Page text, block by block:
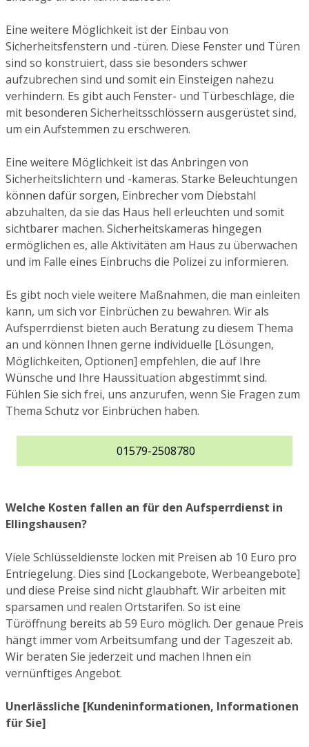
Eine weitere Möglichkeit ist der Einbau von
Sicherheitsfenstern und -türen. Diese Fenster und Türen
sind so konstruiert, dass sie besonders schwer
aufzubrechen sind und somit ein Einsteigen nahezu
verhindern. Es gibt auch Fenster- und Türbeschläge, die
mit besonderen Sicherheitsschlössern ausgerüstet sind,
um ein Aufstemmen zu erschweren.
Eine weitere Möglichkeit ist das Anbringen von
Sicherheitslichtern und -kameras. Starke Beleuchtungen
können dafür sorgen, Einbrecher vom Diebstahl
abzuhalten, da sie das Haus hell erleuchten und somit
sichtbarer machen. Sicherheitskameras hingegen
ermöglichen es, alle Aktivitäten am Haus zu überwachen
und im Falle eines Einbruchs die Polizei zu informieren.
Es gibt noch viele weitere Maßnahmen, die man einleiten
kann, um sich vor Einbrüchen zu bewahren. Wir als
Aufsperrdienst bieten auch Beratung zu diesem Thema
an und können Ihnen gerne individuelle [Lösungen,
Möglichkeiten, Optionen] empfehlen, die auf Ihre
Wünsche und Ihre Haussituation abgestimmt sind.
Fühlen Sie sich frei, uns anzurufen, wenn Sie Fragen zum
Thema Schutz vor Einbrüchen haben.
01579-2508780
Welche Kosten fallen an für den Aufsperrdienst in
Ellingshausen?
Viele Schlüsseldienste locken mit Preisen ab 10 Euro pro
Entriegelung. Dies sind [Lockangebote, Werbeangebote]
und diese Preise sind nicht glaubhaft. Wir arbeiten mit
sparsamen und realen Ortstarifen. So ist eine
Türöffnung bereits ab 59 Euro möglich. Der genaue Preis
hängt immer vom Arbeitsumfang und der Tageszeit ab.
Wir beraten Sie jederzeit und machen Ihnen ein
vernünftiges Angebot.
Unerlässliche [Kundeninformationen, Informationen
für Sie]